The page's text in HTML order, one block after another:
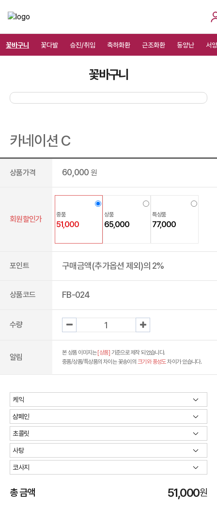
꽃바구니 꽃다발 승진/취임 축하화환 근조화환 동양난 서
꽃바구니
카네이션 C
상품가격 60,000 원
회원할인가
중품
51,000
상품
65,000
특상품
77,000
포인트 구매금액(추가옵션 제외)의 2%
상품코드 FB-024
수량
알림 본 상품 이미지는 [상품] 기준으로 제작 되었습니다.
중품/상품/특상품의 차이는 꽃송이의 크기와 풍성도차이가 있습니다.
총 금액 51,000원